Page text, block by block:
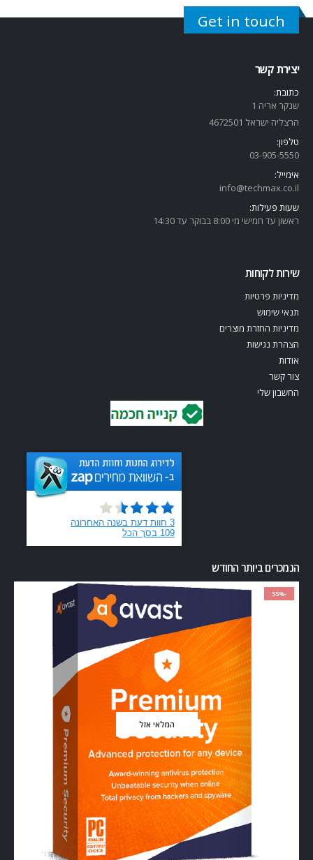
Get in touch
יצירת קשר
כתובת:
שנקר אריה 1
הרצליה ישראל 4672501
טלפון:
03-905-5550
אימייל:
info@techmax.co.il
שעות פעילות:
ראשון עד חמישי מי 8:00 בבוקר עד 14:30
שירות לקוחות
מדיניות פרטיות
תנאי שימוש
מדיניות החזרת מוצרים
הצהרת נגישות
אודות
צור קשר
החשבון שלי
הנמכרים ביותר החודש
-55%
המלאי אזל